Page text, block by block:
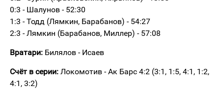
0:3 - Шалунов - 52:30
1:3 - Тодд (Лямкин, Барабанов) - 54:27
2:3 - Лямкин (Барабанов, Миллер) - 57:08
Вратари: Билялов - Исаев
Счёт в серии: Локомотив - Ак Барс 4:2 (3:1, 1:5, 4:1, 1:2,
4:1, 3:2)